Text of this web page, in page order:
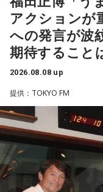
昨年に続き2回目の開
身を見つめ直す2つの
ろう」のコーナーで
によく頑張ったな」と
表彰状”という形で来
て言葉にすることで
りました。
続く「人生の最後に流
ーでは、来場者が選ん
る思い出を紹介。音楽
がら、これからの“自
アクションが
への発言が波
期待すること
2026.08.08 up
提供：TOKYO FM